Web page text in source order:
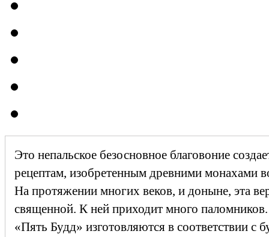
Это непальское безосновное благовоние
рецептам, изобретенным древними монахами
На протяжении многих веков, и доныне, эта
священной. К ней приходит много
«Пять Будд» изготовляются в соответствии с